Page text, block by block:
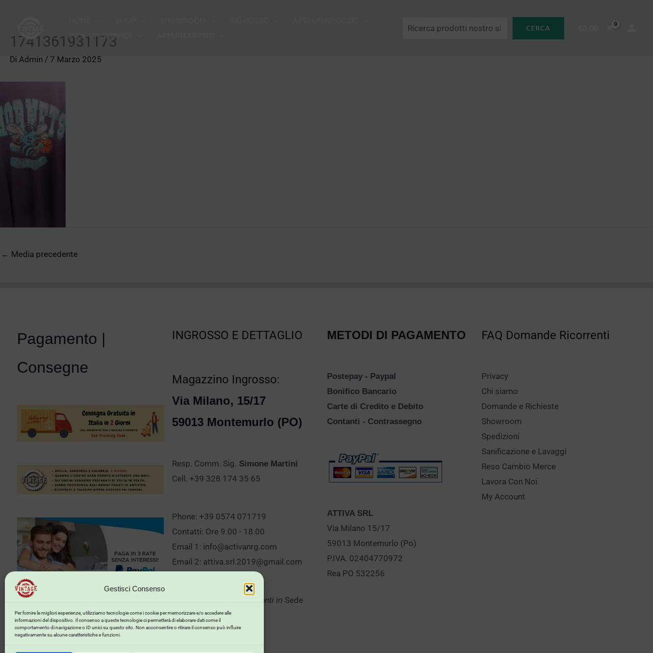
Gestisci Consenso
Per fornire le migliori esperienze, utilizziamo tecnologie come i cookie per memorizzare e/o accedere alle
informazioni del dispositivo. Il consenso a queste tecnologie ci permetterà di elaborare dati come il
comportamento di navigazione o ID unici su questo sito. Non acconsentire o ritirare il consenso può influire
negativamente su alcune caratteristiche e funzioni.
contenuto
PICK-UP SERVICE
CERCA
1741361931173
Di Admin / 7 Marzo 2025
← Media precedente
Pagamento |
Consegne
INGROSSO E DETTAGLIO
Magazzino Ingrosso:
Via Milano, 15/17
59013 Montemurlo (PO)
Resp. Comm. Sig. Simone Martini
Cell. +39 328 174 35 65
Phone: +39 0574 071719
Contatti: Ore 9.00 - 18.00
Email 1: info@activanrg.com
Email 2: attiva.srl.2019@gmail.com
Clicca qui per Appuntamenti in Sede
METODI DI PAGAMENTO
Postepay - Paypal
Bonifico Bancario
Carte di Credito e Debito
Contanti - Contrassegno
ATTIVA SRL
Via Milano 15/17
59013 Montemurlo (Po)
P.IVA. 02404770972
Rea PO 532256
FAQ Domande Ricorrenti
Privacy
Chi siamo
Domande e Richieste
Showroom
Spedizioni
Sanificazione e Lavaggi
Reso Cambio Merce
Lavora Con Noi
My Account